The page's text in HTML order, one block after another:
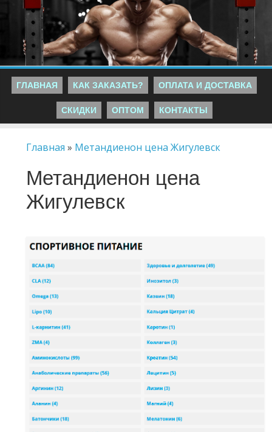
ГЛАВНАЯ КАК ЗАКАЗАТЬ? ОПЛАТА И ДОСТАВКА
СКИДКИ ОПТОМ КОНТАКТЫ
Главная » Метандиенон цена Жигулевск
Метандиенон цена
Жигулевск